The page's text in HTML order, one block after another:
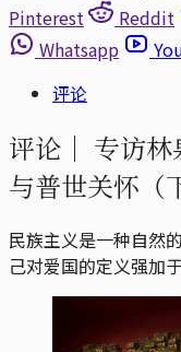
Pinterest
Reddit
Whatsapp
评论
评论｜ 专访
与普世关怀（
民族主义是一种自然
己对爱国的定义强加